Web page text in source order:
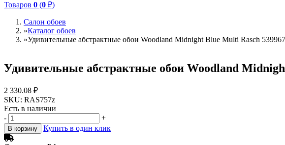
Товаров 0 (0 ₽)
Салон обоев
»Каталог обоев
»Удивительные абстрактные обои Woodland Midnight Blue Multi Rasch 539967
Удивительные абстрактные обои Woodland
2 330.08 ₽
SKU: RAS757z
Есть в наличии
-
+
В корзину Купить в один клик